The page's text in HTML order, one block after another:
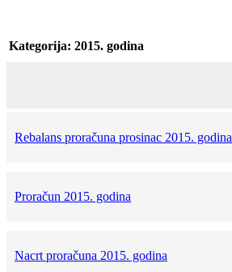
Kategorija: 2015. godina
Rebalans proračuna prosinac 2015. godina
Proračun 2015. godina
Nacrt proračuna 2015. godina